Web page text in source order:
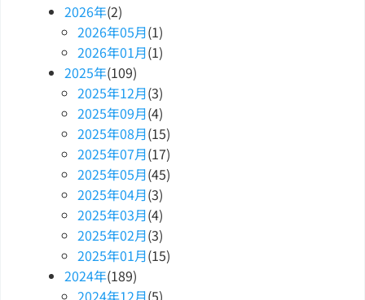
2026年(2)
2026年05月(1)
2026年01月(1)
2025年(109)
2025年12月(3)
2025年09月(4)
2025年08月(15)
2025年07月(17)
2025年05月(45)
2025年04月(3)
2025年03月(4)
2025年02月(3)
2025年01月(15)
2024年(189)
2024年12月(5)